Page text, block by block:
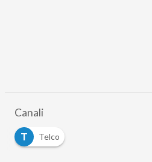
Canali
T
Telco